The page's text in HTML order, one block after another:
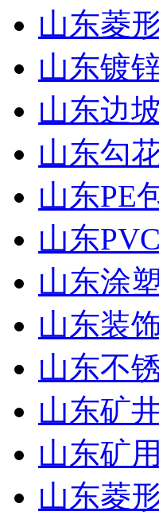
山东菱
山东镀
山东边
山东勾
山东PE
山东
山东涂
山东装
山东不
山东矿
山东矿
山东菱